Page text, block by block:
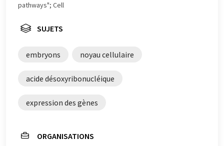
pathways"; Cell
SUJETS
embryons noyau cellulaire
acide désoxyribonucléique
expression des gènes
ORGANISATIONS